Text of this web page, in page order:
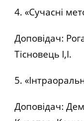
4. «Сучасні
Доповідач:
Тісновець І,І.
5.
Доповідач: